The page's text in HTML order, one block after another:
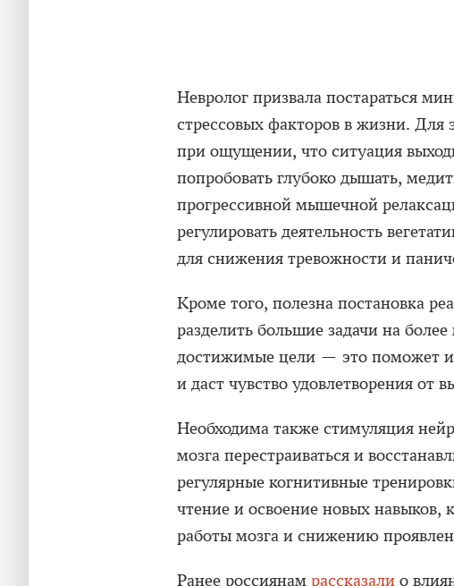
Невролог призвала постараться
стрессовых факторов в жизни. Для
при ощущении, что ситуация
попробовать глубоко дышать,
прогрессивной мышечной
регулировать деятельность
для снижения тревожности и
Кроме того, полезна постановка
разделить большие задачи на
достижимые цели — это поможет
и даст чувство удовлетворения от
Необходима также стимуляция
мозга перестраиваться и
регулярные когнитивные
чтение и освоение новых
работы мозга и снижению
Ранее россиянам рассказали о